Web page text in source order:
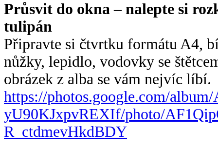
Průsvit do okna – nalepte si
tulipán
Připravte si čtvrtku formátu A4,
nůžky, lepidlo, vodovky se
obrázek z alba se vám nejvíc líbí.
https://photos.google.com/album/
yU90KJxpvREXIf/photo/
R_ctdmevHkdBDY